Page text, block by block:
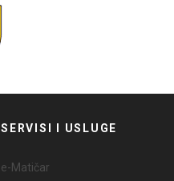
SERVISI I USLUGE
e-Matičar